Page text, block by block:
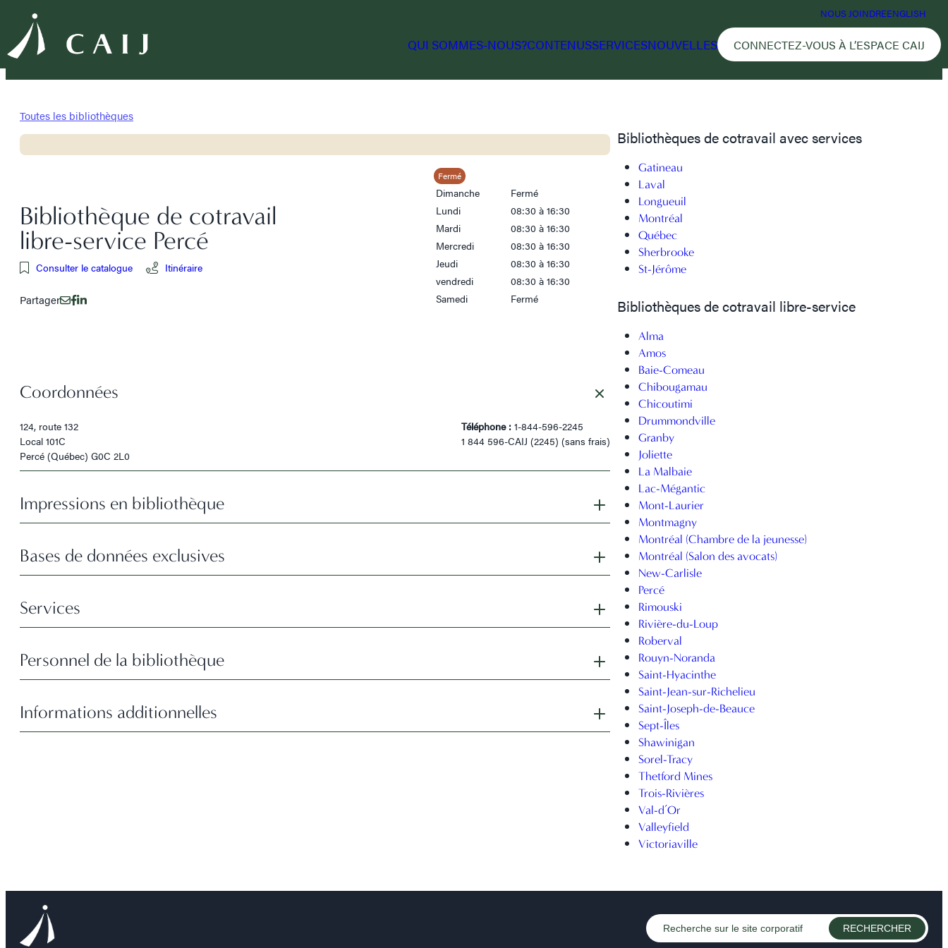
NOUS JOINDREENGLISH
QUI SOMMES-NOUS?CONTENUSSERVICESNOUVELLES CONNECTEZ-VOUS À L’ESPACE CAIJ
Toutes les bibliothèques
Bibliothèque de cotravail
libre-service Percé
Consulter le catalogue Itinéraire
Partager
Fermé
Dimanche
Fermé
Lundi
08:30 à 16:30
Mardi
08:30 à 16:30
Mercredi
08:30 à 16:30
Jeudi
08:30 à 16:30
vendredi
08:30 à 16:30
Samedi
Fermé
Coordonnées
124, route 132
Local 101C
Percé (Québec) G0C 2L0
Téléphone :1-844-596-2245
1 844 596-CAIJ (2245) (sans frais)
Impressions en bibliothèque
Bases de données exclusives
Services
Personnel de la bibliothèque
Informations additionnelles
Bibliothèques de cotravail avec services
Gatineau
Laval
Longueuil
Montréal
Québec
Sherbrooke
St-Jérôme
Bibliothèques de cotravail libre-service
Alma
Amos
Baie-Comeau
Chibougamau
Chicoutimi
Drummondville
Granby
Joliette
La Malbaie
Lac-Mégantic
Mont-Laurier
Montmagny
Montréal (Chambre de la jeunesse)
Montréal (Salon des avocats)
New-Carlisle
Percé
Rimouski
Rivière-du-Loup
Roberval
Rouyn-Noranda
Saint-Hyacinthe
Saint-Jean-sur-Richelieu
Saint-Joseph-de-Beauce
Sept-Îles
Shawinigan
Sorel-Tracy
Thetford Mines
Trois-Rivières
Val-d’Or
Valleyfield
Victoriaville